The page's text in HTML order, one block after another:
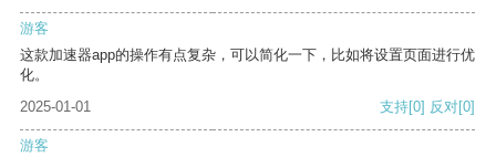
游客
这款加速器app的操作有点复杂，可以简化一下，比如将设置页面进行优
化。
2025-01-01
支持[0] 反对[0]
游客